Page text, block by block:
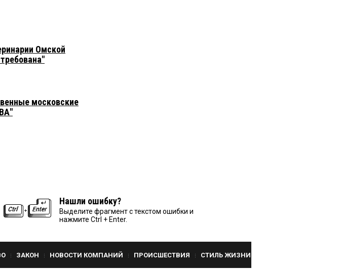
Омской
московские
Нашли ошибку?
Выделите фрагмент с текстом ошибки и
нажмите Ctrl + Enter.
ЗАКОН НОВОСТИ КОМПАНИЙ ПРОИСШЕСТВИЯ СТИЛЬ ЖИЗНИ